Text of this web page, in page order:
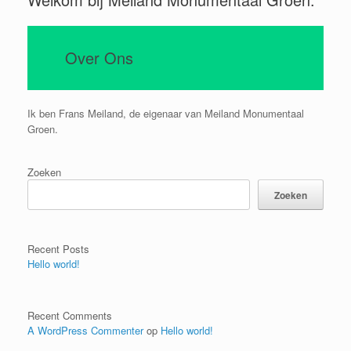
Over Ons
Ik ben Frans Meiland, de eigenaar van Meiland Monumentaal
Groen.
Zoeken
Zoeken
Recent Posts
Hello world!
Recent Comments
A WordPress Commenterop Hello world!